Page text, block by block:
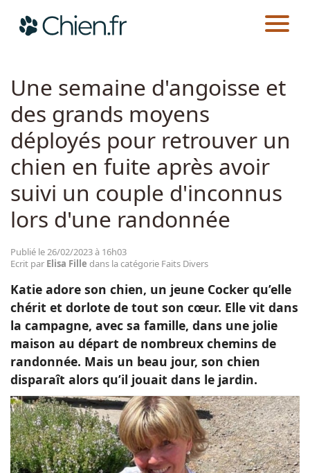
Races
CHIEN.FR ACTUALITÉS
Une semaine d'angoisse et
des grands moyens
déployés pour retrouver un
chien en fuite après avoir
suivi un couple d'inconnus
lors d'une randonnée
Publié le 26/02/2023 à 16h03
Ecrit par Elisa Fille dans la catégorie Faits Divers
Katie adore son chien, un jeune Cocker qu’elle
chérit et dorlote de tout son cœur. Elle vit dans
la campagne, avec sa famille, dans une jolie
maison au départ de nombreux chemins de
randonnée. Mais un beau jour, son chien
disparaît alors qu’il jouait dans le jardin.